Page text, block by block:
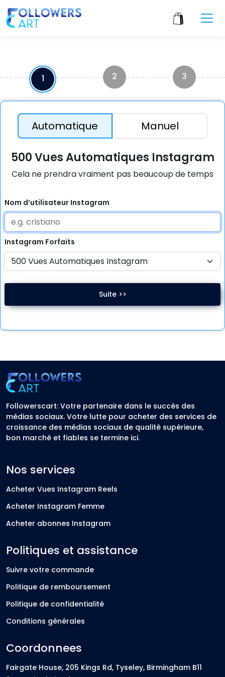
1 2 3
Automatique Manuel
500 Vues Automatiques Instagram
Cela ne prendra vraiment pas beaucoup de temps
Nom d’utilisateur Instagram
Instagram Forfaits
Suite >>
Followerscart: Votre partenaire dans le succès des
médias sociaux. Votre lutte pour acheter des services de
croissance des médias sociaux de qualité supérieure,
bon marché et fiables se termine ici.
Nos services
Acheter Vues Instagram Reels
Acheter Instagram Femme
Acheter abonnes Instagram
Politiques et assistance
Suivre votre commande
Politique de remboursement
Politique de confidentialité
Conditions générales
Coordonnees
Fairgate House, 205 Kings Rd, Tyseley, Birmingham B11